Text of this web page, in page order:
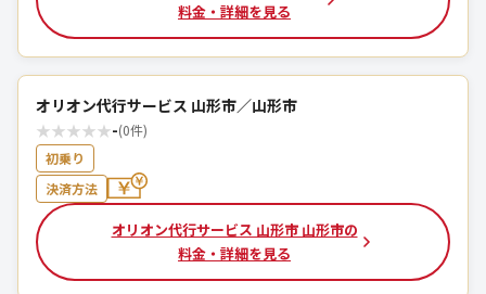
料金・詳細を見る
オリオン代行サービス 山形市／山形市
★★★★★-(0件)
初乗り
決済方法
オリオン代行サービス 山形市 山形市の
料金・詳細を見る